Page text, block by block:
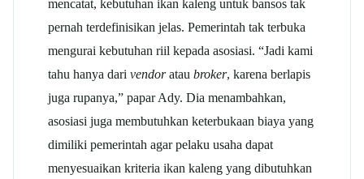
mencatat, kebutuhan ikan kaleng untuk bansos tak
pernah terdefinisikan jelas. Pemerintah tak terbuka
mengurai kebutuhan riil kepada asosiasi. “Jadi kami
tahu hanya dari vendoratau broker, karena berlapis
juga rupanya,” papar Ady. Dia menambahkan,
asosiasi juga membutuhkan keterbukaan biaya yang
dimiliki pemerintah agar pelaku usaha dapat
menyesuaikan kriteria ikan kaleng yang dibutuhkan